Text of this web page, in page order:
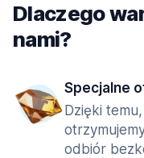
Dlaczego
nami?
Specjalne
Dzięki
odbiór